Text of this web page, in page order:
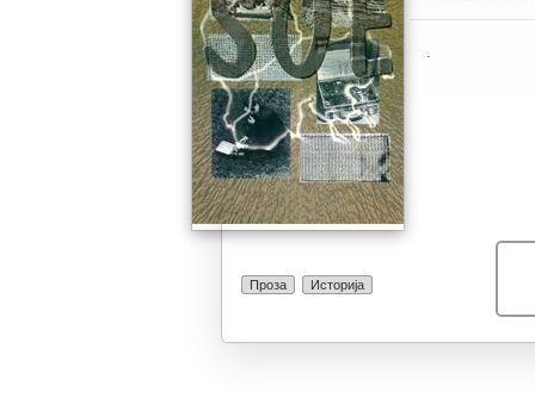
Проза Историја
.